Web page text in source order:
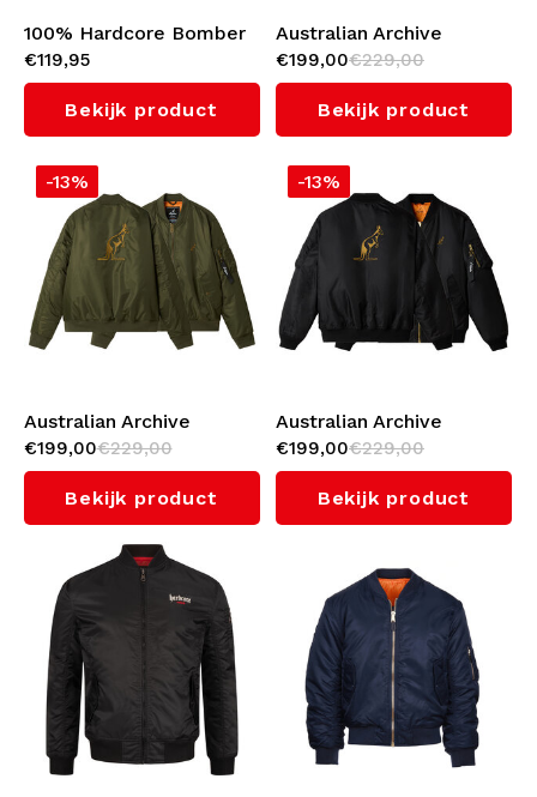
100% Hardcore Bomber
Jacket 'Gabber' (Army
Green)
€119,95
Bekijk product
Australian Archive
Bomber Jacket
(Bordeaux)
€199,00€229,00
Bekijk product
-13%
Australian Archive
Bomber Jacket (Green)
€199,00€229,00
Bekijk product
-13%
Australian Archive
Bomber Jacket (Black)
€199,00€229,00
Bekijk product